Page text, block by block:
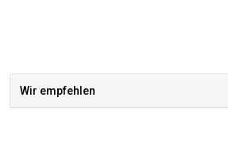
Wir empfehlen